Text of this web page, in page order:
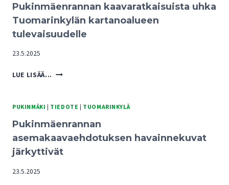
Pukinmäenrannan kaavaratkaisuista uhka
Tuomarinkylän kartanoalueen
tulevaisuudelle
23.5.2025
LUE LISÄÄ... PUKINMÄENRANNAN
TUOMARINKYLÄN
TULEVAISUUDELLE
PUKINMÄKI | TIEDOTE | TUOMARINKYLÄ
Pukinmäenrannan
asemakaavaehdotuksen havainnekuvat
järkyttivät
23.5.2025